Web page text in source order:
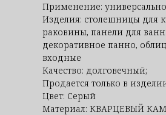
Применение:
Изделия: столешницы для
раковины, панели для
декоративное панно,
входные
Качество: долговечный;
Продается только в
Цвет: Серый
Материал: КВАРЦЕВЫЙ